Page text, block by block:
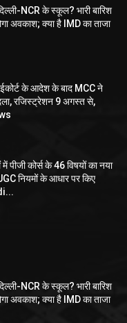
NCR के स्कूल? भारी बारिश
अवकाश; क्या है IMD का ताजा
के आदेश के बाद MCC ने
रजिस्ट्रेशन 9 अगस्त से,
में पीजी कोर्स के 46 विषयों का नया
नियमों के आधार पर किए
NCR के स्कूल? भारी बारिश
अवकाश; क्या है IMD का ताजा